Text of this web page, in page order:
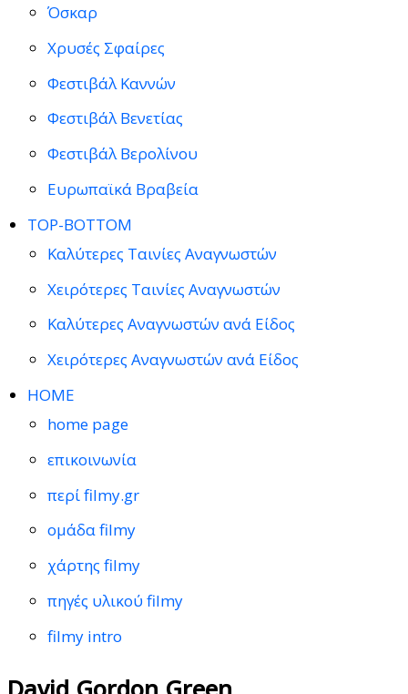
Όσκαρ
Χρυσές Σφαίρες
Φεστιβάλ Καννών
Φεστιβάλ Βενετίας
Φεστιβάλ Βερολίνου
Ευρωπαϊκά Βραβεία
TOP-BOTTOM
Καλύτερες Ταινίες Αναγνωστών
Χειρότερες Ταινίες Αναγνωστών
Καλύτερες Αναγνωστών ανά Είδος
Χειρότερες Αναγνωστών ανά Είδος
HOME
home page
επικοινωνία
περί filmy.gr
ομάδα filmy
χάρτης filmy
πηγές υλικού filmy
filmy intro